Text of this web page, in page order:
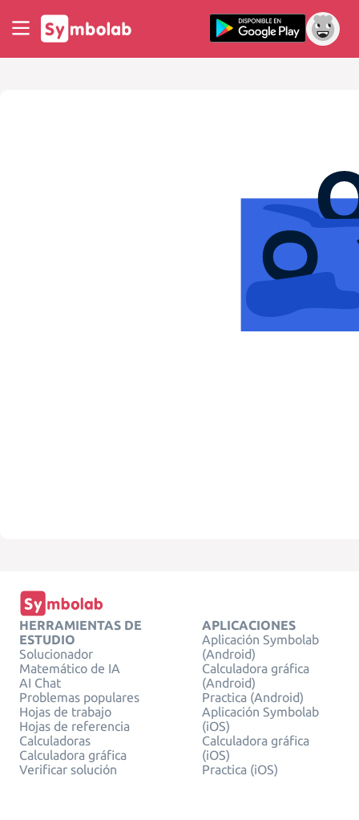
HERRAMIENTAS DE
ESTUDIO
Solucionador
Matemático de IA
AI Chat
Problemas populares
Hojas de trabajo
Hojas de referencia
Calculadoras
Calculadora gráfica
Verificar solución
APLICACIONES
Aplicación Symbolab
(Android)
Calculadora gráfica
(Android)
Practica (Android)
Aplicación Symbolab
(iOS)
Calculadora gráfica
(iOS)
Practica (iOS)